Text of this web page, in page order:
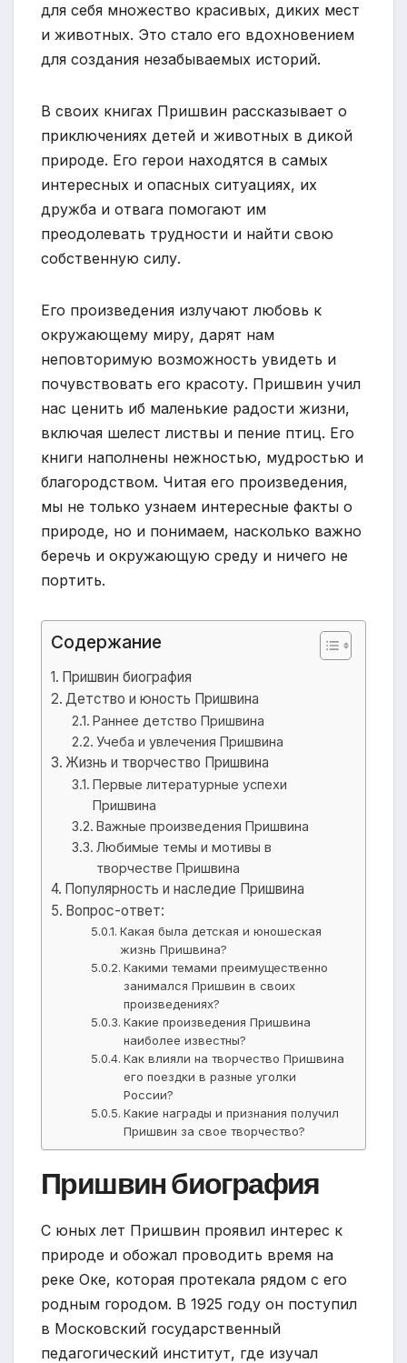
для себя множество красивых, диких мест
и животных. Это стало его вдохновением
для создания незабываемых историй.
В своих книгах Пришвин рассказывает о
приключениях детей и животных в дикой
природе. Его герои находятся в самых
интересных и опасных ситуациях, их
дружба и отвага помогают им
преодолевать трудности и найти свою
собственную силу.
Его произведения излучают любовь к
окружающему миру, дарят нам
неповторимую возможность увидеть и
почувствовать его красоту. Пришвин учил
нас ценить иб маленькие радости жизни,
включая шелест листвы и пение птиц. Его
книги наполнены нежностью, мудростью и
благородством. Читая его произведения,
мы не только узнаем интересные факты о
природе, но и понимаем, насколько важно
беречь и окружающую среду и ничего не
портить.
Содержание
Пришвин биография
Детство и юность Пришвина
Раннее детство Пришвина
Учеба и увлечения Пришвина
Жизнь и творчество Пришвина
Первые литературные успехи
Пришвина
Важные произведения Пришвина
Любимые темы и мотивы в
творчестве Пришвина
Популярность и наследие Пришвина
Вопрос-ответ:
Какая была детская и юношеская
жизнь Пришвина?
Какими темами преимущественно
занимался Пришвин в своих
произведениях?
Какие произведения Пришвина
наиболее известны?
Как влияли на творчество Пришвина
его поездки в разные уголки
России?
Какие награды и признания получил
Пришвин за свое творчество?
Пришвин биография
С юных лет Пришвин проявил интерес к
природе и обожал проводить время на
реке Оке, которая протекала рядом с его
родным городом. В 1925 году он поступил
в Московский государственный
педагогический институт, где изучал